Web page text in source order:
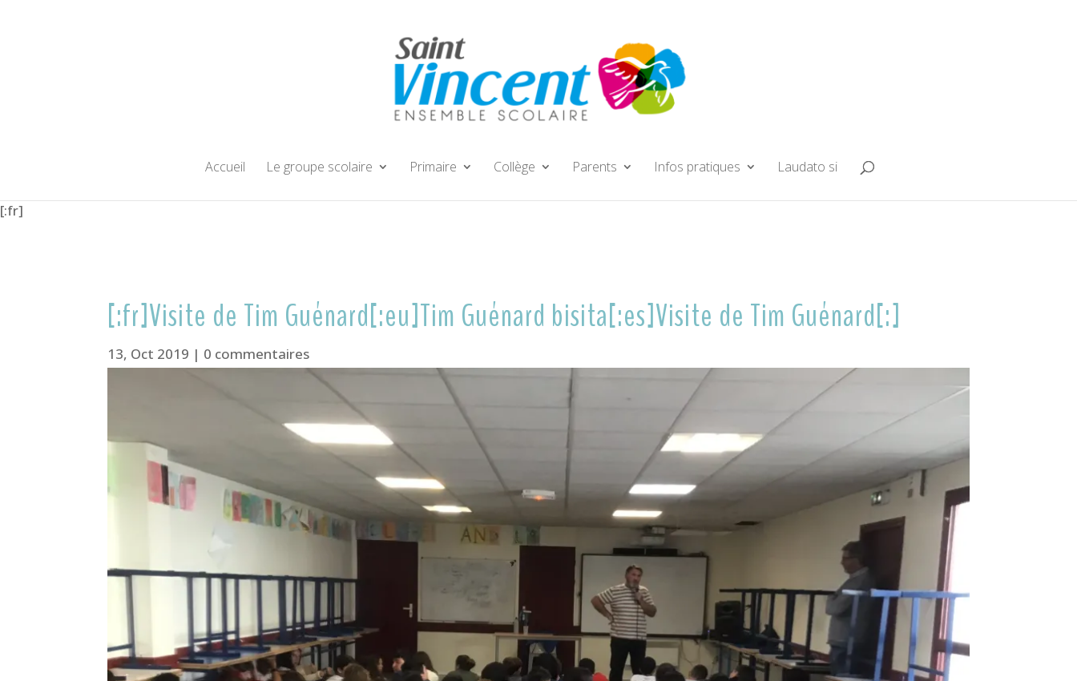
Accueil Le groupe scolaire Primaire Collège Parents Infos pratiques Laudato si
[:fr]
[:fr]Visite de Tim Guénard[:eu]Tim Guénard bisita[:es]Visite de Tim Guénard[:]
13, Oct 2019 | 0 commentaires